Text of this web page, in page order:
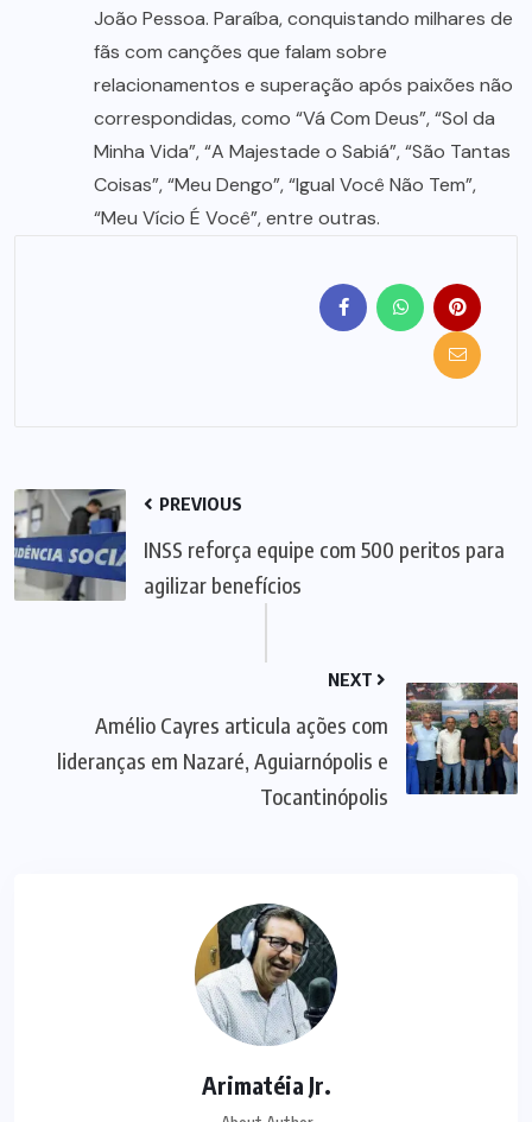
João Pessoa. Paraíba, conquistando milhares de
fãs com canções que falam sobre
relacionamentos e superação após paixões não
correspondidas, como “Vá Com Deus”, “Sol da
Minha Vida”, “A Majestade o Sabiá”, “São Tantas
Coisas”, “Meu Dengo”, “Igual Você Não Tem”,
“Meu Vício É Você”, entre outras.
PREVIOUS
INSS reforça equipe com 500 peritos para
agilizar benefícios
NEXT
Amélio Cayres articula ações com
lideranças em Nazaré, Aguiarnópolis e
Tocantinópolis
Arimatéia Jr.